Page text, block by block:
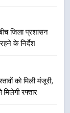
जिला प्रशासन
के निर्देश
को मिली मंजूरी,
रफ्तार
6 अगस्त को
को रोजगार